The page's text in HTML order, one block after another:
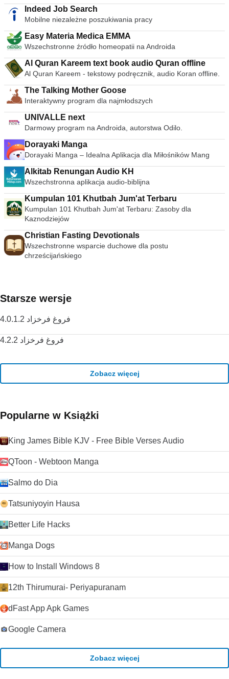
Indeed Job Search
Mobilne niezależne poszukiwania pracy
Easy Materia Medica EMMA
Wszechstronne źródło homeopatii na Androida
Al Quran Kareem text book audio Quran offline
Al Quran Kareem - tekstowy podręcznik, audio Koran offline.
The Talking Mother Goose
Interaktywny program dla najmłodszych
UNIVALLE next
Darmowy program na Androida, autorstwa Odilo.
Dorayaki Manga
Dorayaki Manga – Idealna Aplikacja dla Miłośników Mang
Alkitab Renungan Audio KH
Wszechstronna aplikacja audio-biblijna
Kumpulan 101 Khutbah Jum'at Terbaru
Kumpulan 101 Khutbah Jum'at Terbaru: Zasoby dla
Kaznodziejów
Christian Fasting Devotionals
Wszechstronne wsparcie duchowe dla postu
chrześcijańskiego
Starsze wersje
فروغ فرخزاد 4.0.1.2
فروغ فرخزاد 4.2.2
Zobacz więcej
Popularne w Książki
King James Bible KJV - Free Bible Verses Audio
QToon - Webtoon Manga
Salmo do Dia
Tatsuniyoyin Hausa
Better Life Hacks
Manga Dogs
How to Install Windows 8
12th Thirumurai- Periyapuranam
dFast App Apk Games
Google Camera
Zobacz więcej